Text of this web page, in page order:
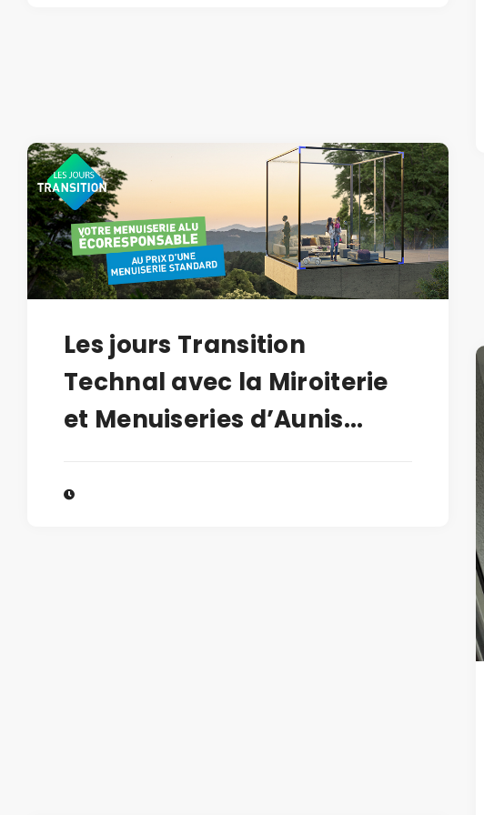
Les jours Transition
Technal avec la Miroiterie
et Menuiseries d’Aunis...